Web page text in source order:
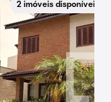
2 imóveis disponíveis